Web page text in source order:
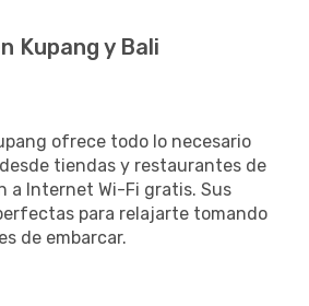
Kupang y Bali
ofrece todo lo necesario
tiendas y restaurantes de
a Internet Wi-Fi gratis. Sus
para relajarte tomando
de embarcar.